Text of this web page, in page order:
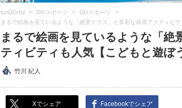
funDOrful > DOスポーツ > DOスポーツ >
まるで絵画を見ているような「絶景テラス」と多彩な高原アクティビ
まるで絵画を見ているような「絶
ティビティも人気【こどもと遊ぼ
竹川 紀人
Xでシェア Facebookでシェア